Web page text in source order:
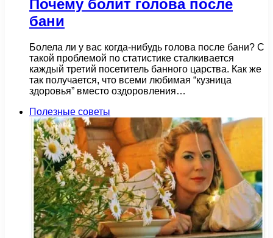
Почему болит голова после
бани
Болела ли у вас когда-нибудь голова после бани? С
такой проблемой по статистике сталкивается
каждый третий посетитель банного царства. Как же
так получается, что всеми любимая “кузница
здоровья” вместо оздоровления…
Полезные советы